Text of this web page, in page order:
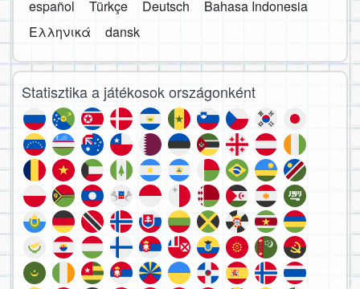
español
Türkçe Deutsch
Bahasa Indonesia
Ελληνικά
dansk
Statisztika a játékosok országonként